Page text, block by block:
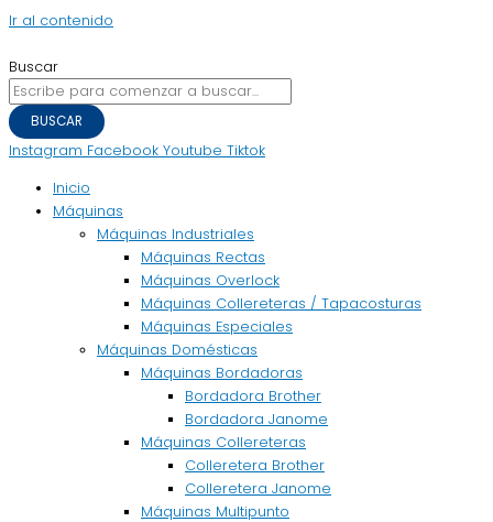
Ir al contenido
Buscar
BUSCAR
Instagram Facebook Youtube Tiktok
Inicio
Máquinas
Máquinas Industriales
Máquinas Rectas
Máquinas Overlock
Máquinas Collereteras / Tapacosturas
Máquinas Especiales
Máquinas Domésticas
Máquinas Bordadoras
Bordadora Brother
Bordadora Janome
Máquinas Collereteras
Colleretera Brother
Colleretera Janome
Máquinas Multipunto